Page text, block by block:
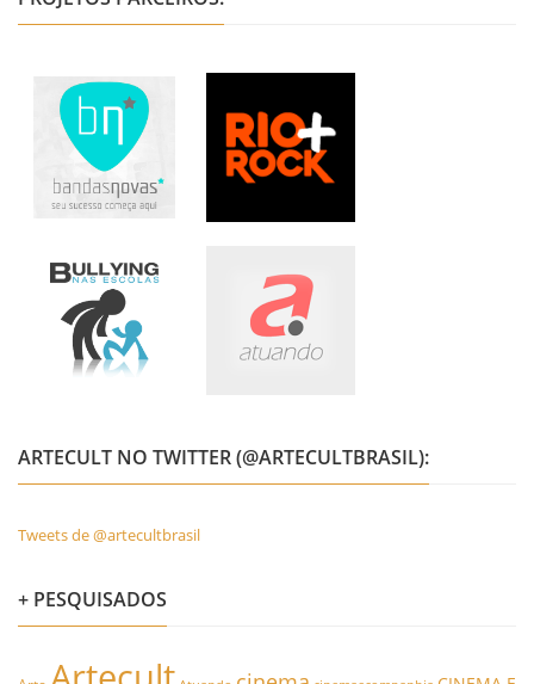
ARTECULT NO TWITTER (@ARTECULTBRASIL):
Tweets de @artecultbrasil
+ PESQUISADOS